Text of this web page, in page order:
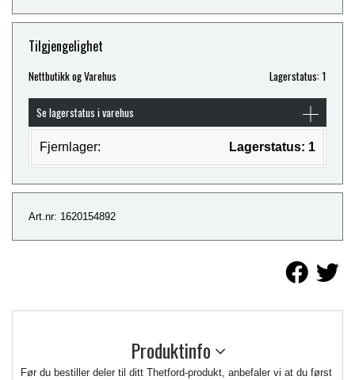
Tilgjengelighet
Nettbutikk og Varehus Lagerstatus: 1
Se lagerstatus i varehus
Fjernlager: Lagerstatus: 1
Art.nr: 1620154892
Produktinfo
Før du bestiller deler til ditt Thetford-produkt, anbefaler vi at du først